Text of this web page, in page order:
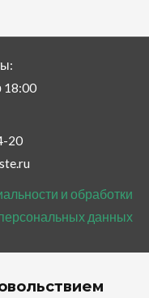
18:00
20
и обработки
данных